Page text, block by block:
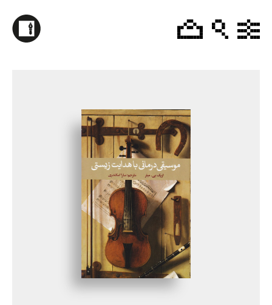
موسیقی درمانی با هدایت زیستی